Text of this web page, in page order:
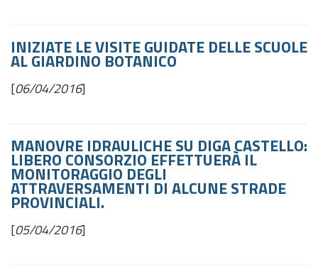
INIZIATE LE VISITE GUIDATE DELLE SCUOLE
AL GIARDINO BOTANICO
[06/04/2016]
MANOVRE IDRAULICHE SU DIGA CASTELLO:
LIBERO CONSORZIO EFFETTUERÀ IL
MONITORAGGIO DEGLI
ATTRAVERSAMENTI DI ALCUNE STRADE
PROVINCIALI.
[05/04/2016]